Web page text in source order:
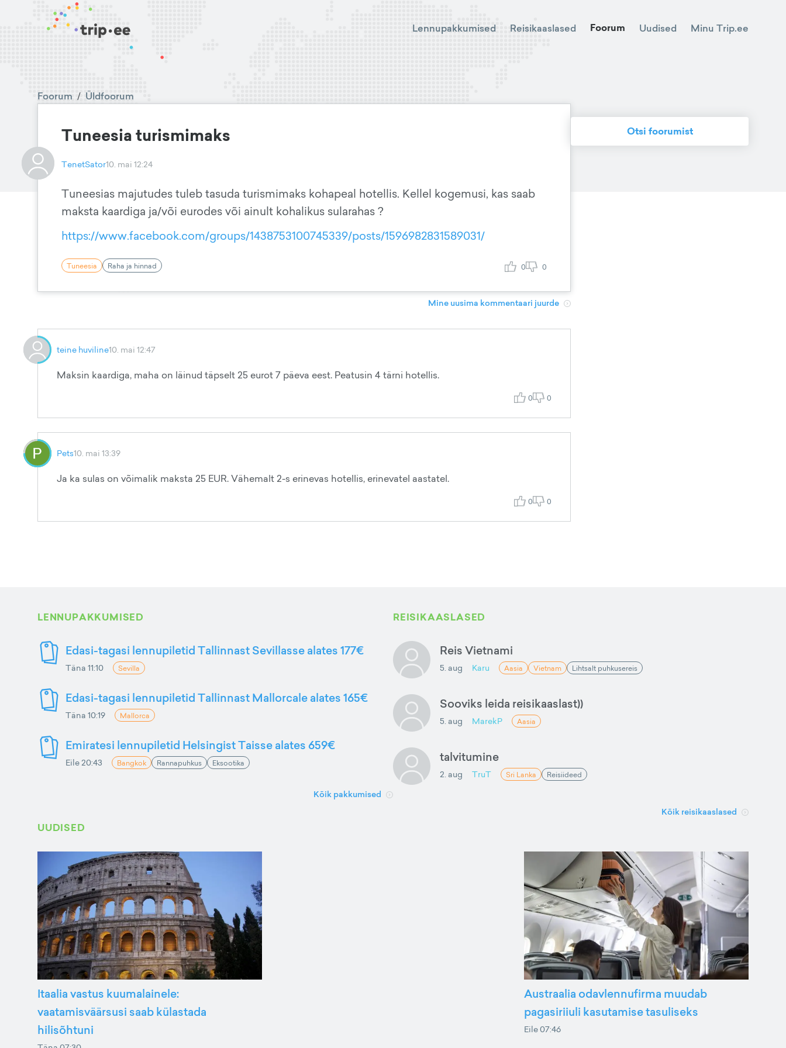
Lennupakkumised Reisikaaslased Foorum Uudised Minu Trip.ee
Foorum / Üldfoorum
Tuneesia turismimaks
TenetSator10. mai 12:24
Tuneesias majutudes tuleb tasuda turismimaks kohapeal hotellis. Kellel kogemusi, kas saab
maksta kaardiga ja/või eurodes või ainult kohalikus sularahas ?
https://www.facebook.com/groups/1438753100745339/posts/1596982831589031/
Tuneesia Raha ja hinnad 0 0
Mine uusima kommentaari juurde
teine huviline10. mai 12:47
Maksin kaardiga, maha on läinud täpselt 25 eurot 7 päeva eest. Peatusin 4 tärni hotellis.
0 0
Pets10. mai 13:39
Ja ka sulas on võimalik maksta 25 EUR. Vähemalt 2-s erinevas hotellis, erinevatel aastatel.
0 0
Otsi foorumist
LENNUPAKKUMISED
Edasi-tagasi lennupiletid Tallinnast Sevillasse alates 177€
Täna 11:10 Sevilla
Edasi-tagasi lennupiletid Tallinnast Mallorcale alates 165€
Täna 10:19 Mallorca
Emiratesi lennupiletid Helsingist Taisse alates 659€
Eile 20:43 Bangkok Rannapuhkus Eksootika
Kõik pakkumised
REISIKAASLASED
Reis Vietnami
5. aug Karu Aasia Vietnam Lihtsalt puhkusereis
Sooviks leida reisikaaslast))
5. aug MarekP Aasia
talvitumine
2. aug TruT Sri Lanka Reisiideed
Kõik reisikaaslased
UUDISED
Itaalia vastus kuumalainele:
vaatamisväärsusi saab külastada
hilisõhtuni
Austraalia odavlennufirma muudab
pagasiriiuli kasutamise tasuliseks
Eile 07:46